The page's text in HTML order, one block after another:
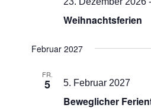
Weihnachtsferien
Februar 2027
FR.
5
Beweglicher
5. Februar 2027